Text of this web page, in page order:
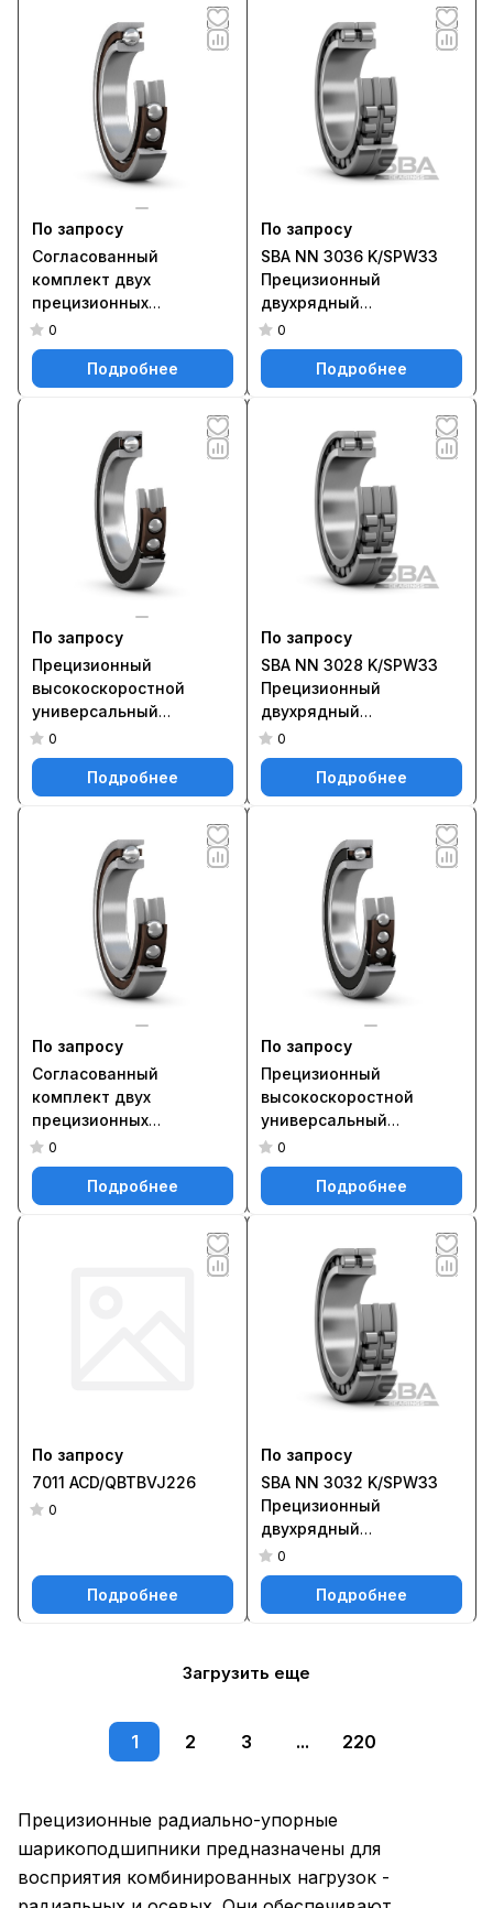
По запросу
Согласованный
комплект двух
прецизионных
однорядных
радиально-упорных
шарикоподшипников
71907 ACD/P4ADGA
0
Подробнее
По запросу
SBA NN 3036 K/SPW33
Прецизионный
двухрядный
цилиндрический
роликоподшипник типа
NN с коническим
повторного смазывания
0
Подробнее
По запросу
Прецизионный
высокоскоростной
универсальный
однорядный
радиально-упорный
шарикоподшипник типа
уплотнениями с обеих
сторон S7212 CDGA/P4A
0
Подробнее
По запросу
SBA NN 3028 K/SPW33
Прецизионный
двухрядный
цилиндрический
роликоподшипник типа
NN с коническим
повторного смазывания
0
Подробнее
По запросу
Согласованный
комплект двух
прецизионных
однорядных
радиально-упорных
шарикоподшипников
0
Подробнее
По запросу
Прецизионный
высокоскоростной
универсальный
однорядный
радиально-упорный
шарикоподшипник типа
уплотнениями с обеих
сторон S7020
ACEGA/P4A
0
Подробнее
По запросу
7011 ACD/QBTBVJ226
0
Подробнее
По запросу
SBA NN 3032 K/SPW33
Прецизионный
двухрядный
цилиндрический
роликоподшипник типа
NN с коническим
повторного смазывания
0
Подробнее
Загрузить еще
1 2 3 ... 220
Прецизионные радиально-упорные
шарикоподшипники предназначены для
восприятия комбинированных нагрузок -